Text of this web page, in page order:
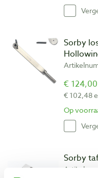
Sorby
€
€ 102,48
Op
Sorby